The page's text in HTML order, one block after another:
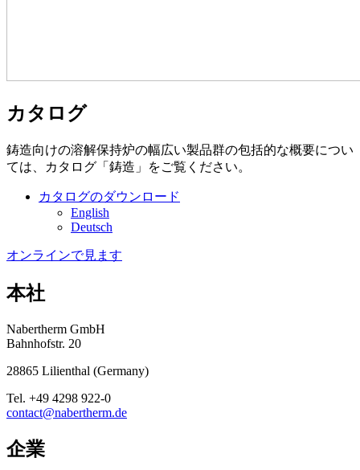
カタログ
鋳造向けの溶解保持炉の幅広い製品群の包括的な概要につい
ては、カタログ「鋳造」をご覧ください。
カタログのダウンロード
English
Deutsch
オンラインで見ます
本社
Nabertherm GmbH
Bahnhofstr. 20
28865 Lilienthal (Germany)
Tel. +49 4298 922-0
contact@nabertherm.de
企業